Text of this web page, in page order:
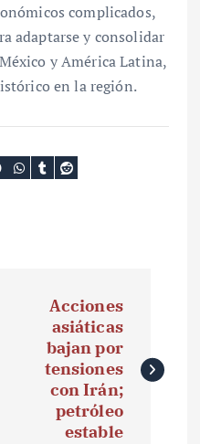
complicados,
adaptarse y consolidar
y América Latina,
en la región.
Acciones
asiáticas
bajan por
tensiones
con Irán;
petróleo
estable